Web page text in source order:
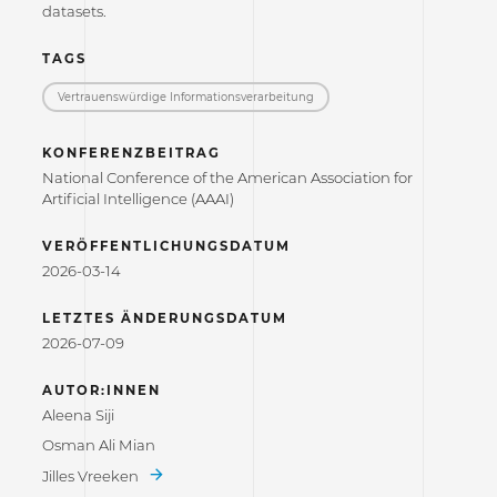
datasets.
TAGS
Vertrauenswürdige Informations­verarbeitung
KONFERENZBEITRAG
National Conference of the American Association for
Artificial Intelligence (AAAI)
VERÖFFENTLICHUNGSDATUM
2026-03-14
LETZTES ÄNDERUNGSDATUM
2026-07-09
AUTOR:INNEN
Aleena Siji
Osman Ali Mian
Jilles Vreeken